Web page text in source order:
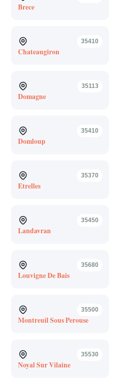
Brece
35410
Chateaugiron
35113
Domagne
35410
Domloup
35370
Etrelles
35450
Landavran
35680
Louvigne De Bais
35500
Montreuil Sous Perouse
35530
Noyal Sur Vilaine